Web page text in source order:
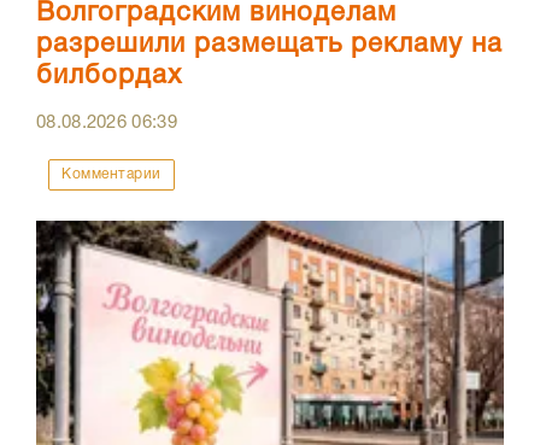
Волгоградским виноделам
разрешили размещать рекламу на
билбордах
08.08.202606:39
Комментарии